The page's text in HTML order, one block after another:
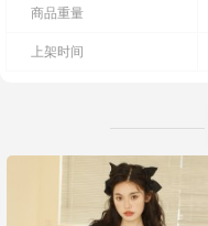
商品重量
上架时间